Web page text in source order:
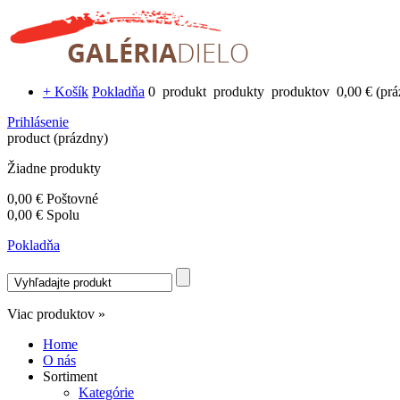
+ Košík Pokladňa 0 produkt produkty produktov 0,00 €
Prihlásenie
product (prázdny)
Žiadne produkty
0,00 € Poštovné
0,00 € Spolu
Pokladňa
Viac produktov »
Home
O nás
Sortiment
Kategórie